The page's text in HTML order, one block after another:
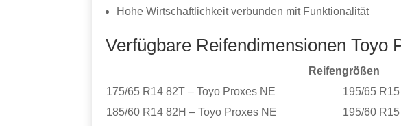
Hohe Wirtschaftlichkeit verbunden mit Funktionalität
Verfügbare Reifendimensionen Toyo
Reifengrößen
175/65 R14 82T – Toyo Proxes NE
195/65
185/60 R14 82H – Toyo Proxes NE
195/60